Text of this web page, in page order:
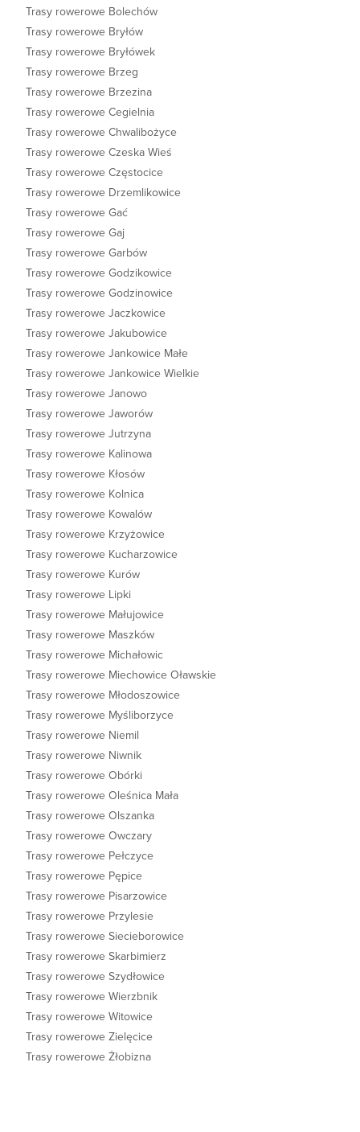
Trasy rowerowe Bolechów
Trasy rowerowe Bryłów
Trasy rowerowe Bryłówek
Trasy rowerowe Brzeg
Trasy rowerowe Brzezina
Trasy rowerowe Cegielnia
Trasy rowerowe Chwalibożyce
Trasy rowerowe Czeska Wieś
Trasy rowerowe Częstocice
Trasy rowerowe Drzemlikowice
Trasy rowerowe Gać
Trasy rowerowe Gaj
Trasy rowerowe Garbów
Trasy rowerowe Godzikowice
Trasy rowerowe Godzinowice
Trasy rowerowe Jaczkowice
Trasy rowerowe Jakubowice
Trasy rowerowe Jankowice Małe
Trasy rowerowe Jankowice Wielkie
Trasy rowerowe Janowo
Trasy rowerowe Jaworów
Trasy rowerowe Jutrzyna
Trasy rowerowe Kalinowa
Trasy rowerowe Kłosów
Trasy rowerowe Kolnica
Trasy rowerowe Kowalów
Trasy rowerowe Krzyżowice
Trasy rowerowe Kucharzowice
Trasy rowerowe Kurów
Trasy rowerowe Lipki
Trasy rowerowe Małujowice
Trasy rowerowe Maszków
Trasy rowerowe Michałowic
Trasy rowerowe Miechowice Oławskie
Trasy rowerowe Młodoszowice
Trasy rowerowe Myśliborzyce
Trasy rowerowe Niemil
Trasy rowerowe Niwnik
Trasy rowerowe Obórki
Trasy rowerowe Oleśnica Mała
Trasy rowerowe Olszanka
Trasy rowerowe Owczary
Trasy rowerowe Pełczyce
Trasy rowerowe Pępice
Trasy rowerowe Pisarzowice
Trasy rowerowe Przylesie
Trasy rowerowe Siecieborowice
Trasy rowerowe Skarbimierz
Trasy rowerowe Szydłowice
Trasy rowerowe Wierzbnik
Trasy rowerowe Witowice
Trasy rowerowe Zielęcice
Trasy rowerowe Żłobizna